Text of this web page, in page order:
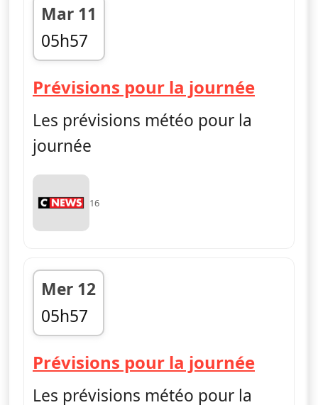
Mar 11
05h57
fin 05h59
Prévisions pour la journée—
Les prévisions météo pour la
journée
16
Mer 12
05h57
fin 05h59
Prévisions pour la journée—
Les prévisions météo pour la